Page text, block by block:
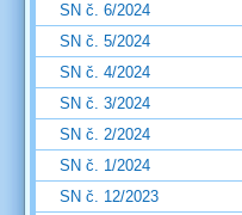
SN č. 6/2024
SN č. 5/2024
SN č. 4/2024
SN č. 3/2024
SN č. 2/2024
SN č. 1/2024
SN č. 12/2023